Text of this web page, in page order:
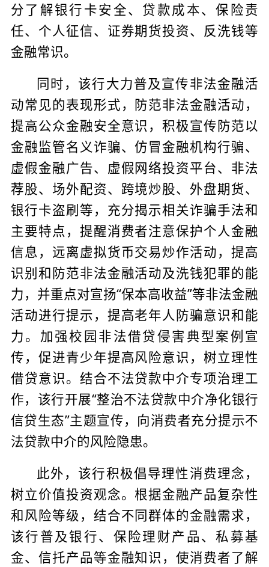
分了解银行卡安全、贷款成本、保险责
任、个人征信、证券期货投资、反洗钱等
金融常识。
同时，该行大力普及宣传非法金融活
动常见的表现形式，防范非法金融活动，
提高公众金融安全意识，积极宣传防范以
金融监管名义诈骗、仿冒金融机构行骗、
虚假金融广告、虚假网络投资平台、非法
荐股、场外配资、跨境炒股、外盘期货、
银行卡盗刷等，充分揭示相关诈骗手法和
主要特点，提醒消费者注意保护个人金融
信息，远离虚拟货币交易炒作活动，提高
识别和防范非法金融活动及洗钱犯罪的能
力，并重点对宣扬“保本高收益”等非法金融
活动进行提示，提高老年人防骗意识和能
力。加强校园非法借贷侵害典型案例宣
传，促进青少年提高风险意识，树立理性
借贷意识。结合不法贷款中介专项治理工
作，该行开展“整治不法贷款中介净化银行
信贷生态”主题宣传，向消费者充分提示不
法贷款中介的风险隐患。
此外，该行积极倡导理性消费理念，
树立价值投资观念。根据金融产品复杂性
和风险等级，结合不同群体的金融需求，
该行普及银行、保险理财产品、私募基
金、信托产品等金融知识，使消费者了解